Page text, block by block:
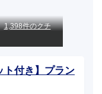
1,398件のクチ
ト付き】プラン